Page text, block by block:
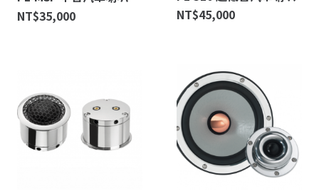
NT$35,000
NT$45,000